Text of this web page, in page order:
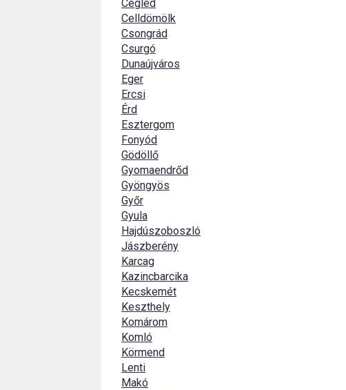
Cegléd
Celldömölk
Csongrád
Csurgó
Dunaújváros
Eger
Ercsi
Érd
Esztergom
Fonyód
Gödöllő
Gyomaendrőd
Gyöngyös
Győr
Gyula
Hajdúszoboszló
Jászberény
Karcag
Kazincbarcika
Kecskemét
Keszthely
Komárom
Komló
Körmend
Lenti
Makó